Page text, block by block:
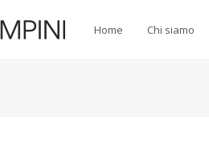
Home Chi siamo